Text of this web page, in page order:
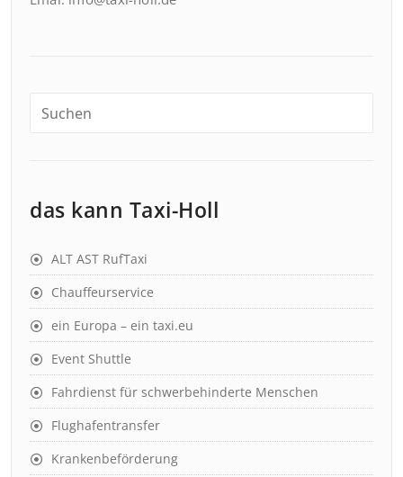
das kann Taxi-Holl
ALT AST RufTaxi
Chauffeurservice
ein Europa – ein taxi.eu
Event Shuttle
Fahrdienst für schwerbehinderte Menschen
Flughafentransfer
Krankenbeförderung